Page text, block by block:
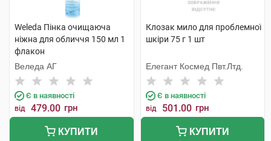
Weleda Пінка очищаюча
ніжна для обличчя 150 мл 1
флакон
Веледа АГ
Є в наявності
від 479.00 грн
КУПИТИ
Клозак мило для проблемної
шкіри 75 г 1 шт
Елегант Космед Пвт.Лтд.
Є в наявності
від 501.00 грн
КУПИТИ